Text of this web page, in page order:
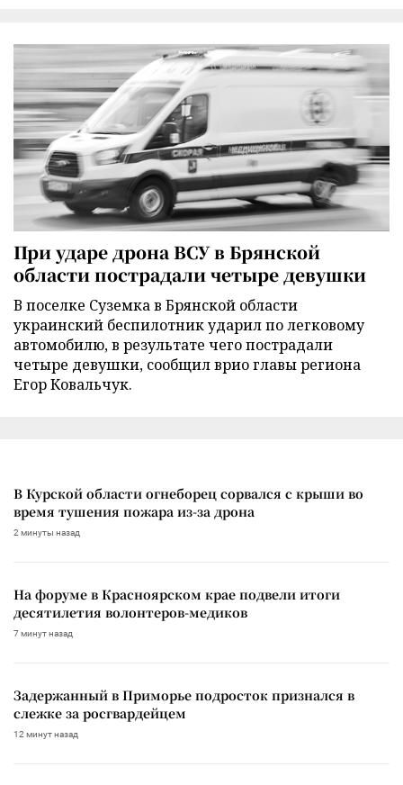
При ударе дрона ВСУ в Брянской
области пострадали четыре девушки
В поселке Суземка в Брянской области
украинский беспилотник ударил по легковому
автомобилю, в результате чего пострадали
четыре девушки, сообщил врио главы региона
Егор Ковальчук.
В Курской области огнеборец сорвался с крыши во
время тушения пожара из-за дрона
2 минуты назад
На форуме в Красноярском крае подвели итоги
десятилетия волонтеров-медиков
7 минут назад
Задержанный в Приморье подросток признался в
слежке за росгвардейцем
12 минут назад